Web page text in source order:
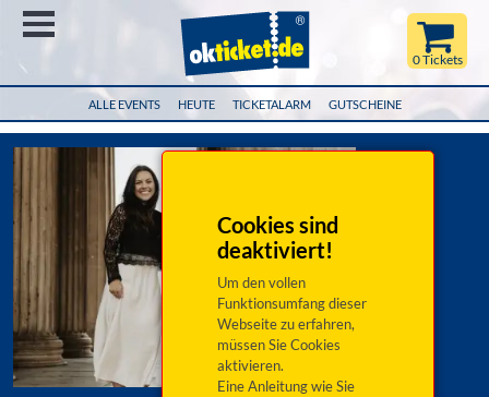
ALLE EVENTS HEUTE TICKETALARM GUTSCHEINE
0 Tickets
Cookies sind
deaktiviert!
Um den vollen
Funktionsumfang dieser
Webseite zu erfahren,
müssen Sie Cookies
aktivieren.
Eine Anleitung wie Sie